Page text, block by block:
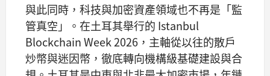
與此同時，科技與加密資產領域也不再是「監
管真空」。在土耳其舉行的 Istanbul
Blockchain Week 2026，主軸從以往的散戶
炒幣與迷因幣，徹底轉向機構級基礎建設與合